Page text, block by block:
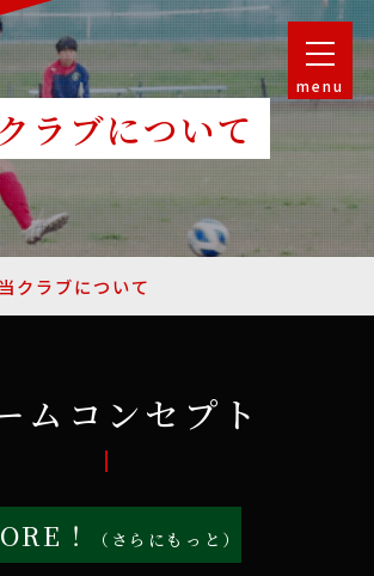
ラブについて
menu
当クラブについて
ームコンセプト
！ （さらにもっと）